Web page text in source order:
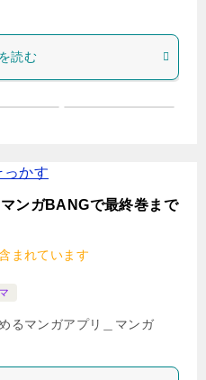
読む
ンガBANGで最終巻まで
まれています
るマンガアプリ＿マンガ